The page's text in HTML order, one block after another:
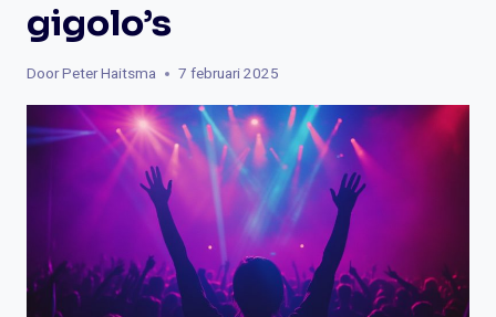
gigolo’s
DoorPeter Haitsma 7 februari 2025